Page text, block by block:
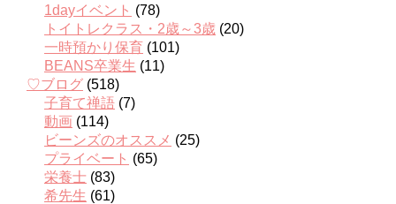
1dayイベント (78)
トイトレクラス・2歳～3歳 (20)
一時預かり保育 (101)
BEANS卒業生 (11)
♡ブログ (518)
子育て禅語 (7)
動画 (114)
ビーンズのオススメ (25)
プライベート (65)
栄養士 (83)
希先生 (61)